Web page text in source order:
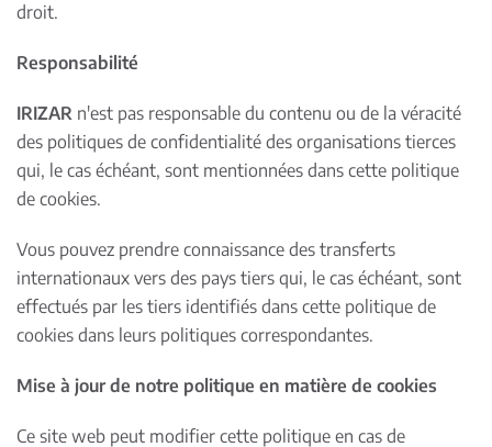
droit.
Responsabilité
IRIZAR n'est pas responsable du contenu ou de la véracité
des politiques de confidentialité des organisations tierces
qui, le cas échéant, sont mentionnées dans cette politique
de cookies.
Vous pouvez prendre connaissance des transferts
internationaux vers des pays tiers qui, le cas échéant, sont
effectués par les tiers identifiés dans cette politique de
cookies dans leurs politiques correspondantes.
Mise à jour de notre politique en matière de cookies
Ce site web peut modifier cette politique en cas de